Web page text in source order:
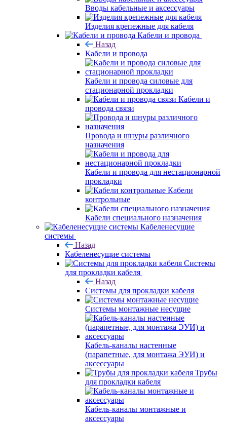
Вводы кабельные и аксессуары
Изделия крепежные для кабеля
Кабели и провода
Назад
Кабели и провода
Кабели и провода силовые для
стационарной прокладки
Кабели и
провода связи
Провода и шнуры различного
назначения
Кабели и провода для нестационарной
прокладки
Кабели
контрольные
Кабели специального назначения
Кабеленесущие
системы
Назад
Кабеленесущие системы
Системы
для прокладки кабеля
Назад
Системы для прокладки кабеля
Системы монтажные несущие
Кабель-каналы настенные
(парапетные, для монтажа ЭУИ) и
аксессуары
Трубы
для прокладки кабеля
Кабель-каналы монтажные и
аксессуары